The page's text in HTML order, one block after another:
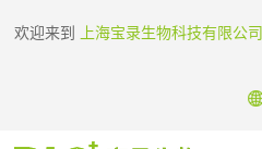
欢迎来到 上海宝录生物科技有限公司